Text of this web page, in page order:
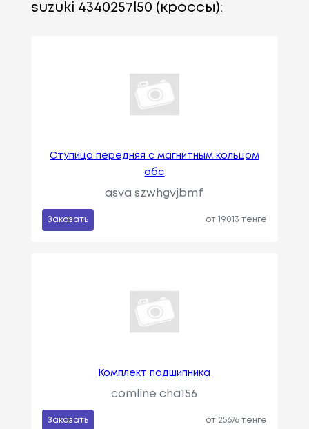
suzuki 4340257l50 (кроссы):
Ступица передняя с магнитным кольцом
абс
asva szwhgvjbmf
Заказать от 19013 тенге
Комплект подшипника
comline cha156
Заказать от 25676 тенге